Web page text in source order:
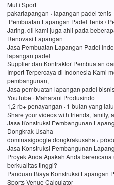
Multi Sport
pakarlapangan › lapangan padel tenis
Pembuatan Lapangan Padel Tenis /
Jaring, dll kami juga ahli pada
Renovasi Lapangan
Jasa Pembuatan Lapangan Padel
lapangan padel
Supplier dan Kontraktor Pembuatan
Import Terpercaya di Indonesia Kami
pembangunan,
Jasa pembuatan lapangan padel
YouTube · Maharani Produsindo
1,2 rb+ penayangan · 1 bulan yang lalu
Share your videos with friends, family,
Jasa Konstruksi Pembangunan
Dongkrak Usaha
dominasigoogle dongkrakusaha ›
Jasa Konstruksi Pembangunan
Proyek Anda Apakah Anda
berkualitas tinggi?
Panduan Biaya Konstruksi Lapangan
Sports Venue Calculator